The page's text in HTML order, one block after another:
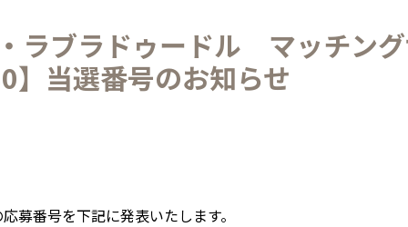
ラブラドゥードル マッチン
当選番号のお知らせ
募番号を下記に発表いたします。